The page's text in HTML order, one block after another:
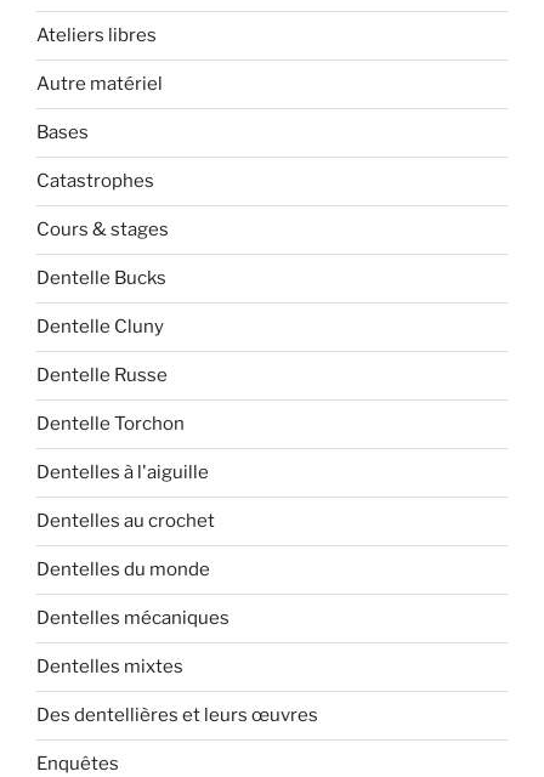
Ateliers libres
Autre matériel
Bases
Catastrophes
Cours & stages
Dentelle Bucks
Dentelle Cluny
Dentelle Russe
Dentelle Torchon
Dentelles à l'aiguille
Dentelles au crochet
Dentelles du monde
Dentelles mécaniques
Dentelles mixtes
Des dentellières et leurs œuvres
Enquêtes